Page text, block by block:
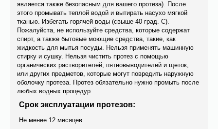
является также безопасным для вашего протезa). После
этого промывать теплой водой и вытирать насухо мягкой
тканью. Избегать горячей воды (свыше 40 град. С).
Пожалуйста, не используйте средствa, которые содержат
спирт, а также бытовыe моющие средствa, такиe, как
жидкость для мытья посуды. Нельзя применять машинную
стирку и сушку. Нельзя чистить протез с помощью
органических растворителей, пятновыводителей и щеток,
или других предметов, которые могут повредить наружную
оболочку протеза. Протез обязательно нужно промыть после
любых водных процедур.
Срок эксплуатации протезов:
Не менее 12 месяцев.